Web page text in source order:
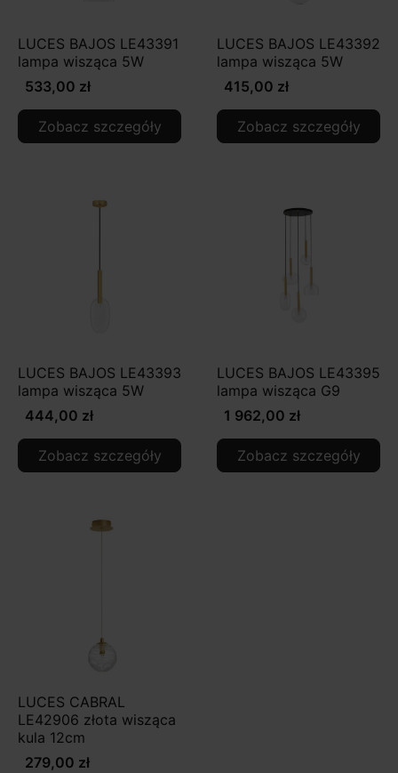
LUCES BAJOS LE43391
lampa wisząca 5W
533,00 zł
Zobacz szczegóły
LUCES BAJOS LE43392
lampa wisząca 5W
415,00 zł
Zobacz szczegóły
LUCES BAJOS LE43393
lampa wisząca 5W
444,00 zł
Zobacz szczegóły
LUCES BAJOS LE43395
lampa wisząca G9
1 962,00 zł
Zobacz szczegóły
LUCES CABRAL
LE42906 złota wisząca
kula 12cm
279,00 zł